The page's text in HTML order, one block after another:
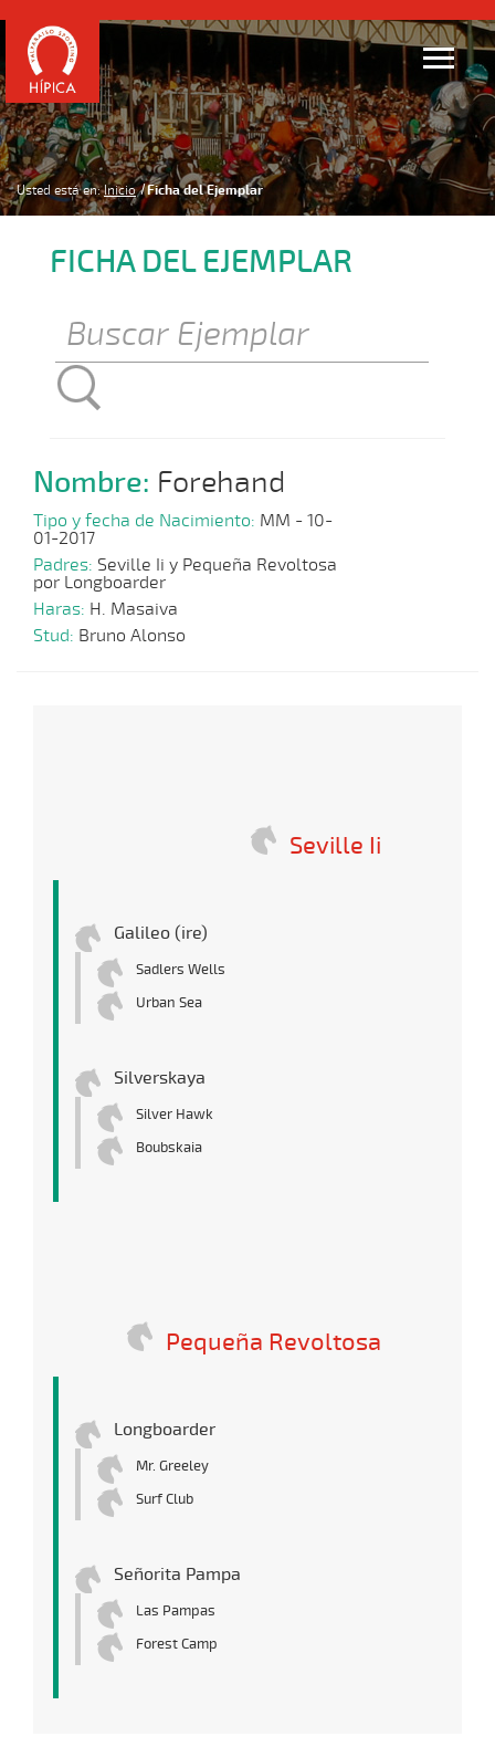
Usted está en: Inicio Ficha del Ejemplar
FICHA DEL EJEMPLAR
Nombre: Forehand
Tipo y fecha de Nacimiento: MM - 10-
01-2017
Padres: Seville Ii y Pequeña Revoltosa
por Longboarder
Haras: H. Masaiva
Stud: Bruno Alonso
Seville Ii
Galileo (ire)
Sadlers Wells
Urban Sea
Silverskaya
Silver Hawk
Boubskaia
Pequeña Revoltosa
Longboarder
Mr. Greeley
Surf Club
Señorita Pampa
Las Pampas
Forest Camp